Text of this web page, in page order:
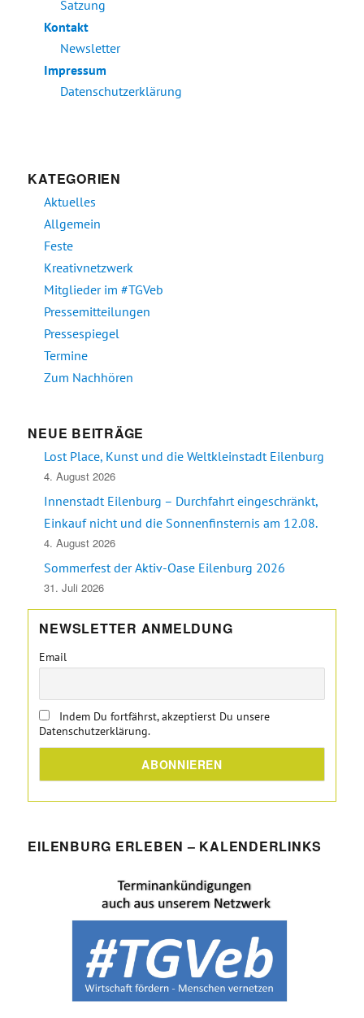
Satzung
Kontakt
Newsletter
Impressum
Datenschutzerklärung
KATEGORIEN
Aktuelles
Allgemein
Feste
Kreativnetzwerk
Mitglieder im #TGVeb
Pressemitteilungen
Pressespiegel
Termine
Zum Nachhören
NEUE BEITRÄGE
Lost Place, Kunst und die Weltkleinstadt Eilenburg
4. August 2026
Innenstadt Eilenburg – Durchfahrt eingeschränkt,
Einkauf nicht und die Sonnenfinsternis am 12.08.
4. August 2026
Sommerfest der Aktiv-Oase Eilenburg 2026
31. Juli 2026
NEWSLETTER ANMELDUNG
Email
Indem Du fortfährst, akzeptierst Du unsere
Datenschutzerklärung.
EILENBURG ERLEBEN – KALENDERLINKS